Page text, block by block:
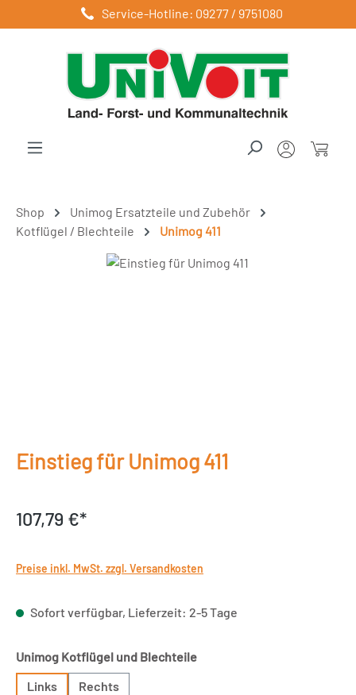
Zum Hauptinhalt springenService-Hotline: 09277 / 9751080
Shop
Unimog Ersatzteile und Zubehör
Kotflügel / Blechteile
Unimog 411
Bildergalerie überspringen
Einstieg für Unimog 411
107,79 €*
Preise inkl. MwSt. zzgl. Versandkosten
Sofort verfügbar, Lieferzeit: 2-5 Tage
Unimog Kotflügel und Blechteileauswählen
Links
Rechts